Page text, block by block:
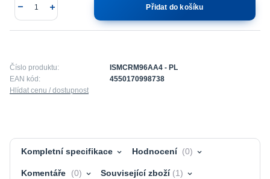
Přidat do košíku
Číslo produktu:
ISMCRM96AA4 - PL
EAN kód:
4550170998738
Hlídat cenu / dostupnost
Kompletní specifikace Hodnocení 0
Komentáře 0 Související zboží 1